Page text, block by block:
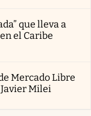
que lleva a
el Caribe
Mercado Libre
Milei